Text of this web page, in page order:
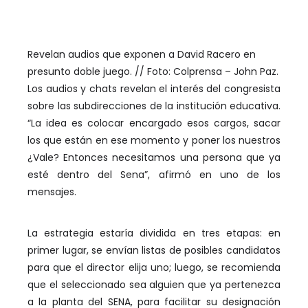
Revelan audios que exponen a David Racero en
presunto doble juego. // Foto: Colprensa – John Paz.
Los audios y chats revelan el interés del congresista
sobre las subdirecciones de la institución educativa.
“La idea es colocar encargado esos cargos, sacar
los que están en ese momento y poner los nuestros
¿Vale? Entonces necesitamos una persona que ya
esté dentro del Sena”, afirmó en uno de los
mensajes.
La estrategia estaría dividida en tres etapas: en
primer lugar, se envían listas de posibles candidatos
para que el director elija uno; luego, se recomienda
que el seleccionado sea alguien que ya pertenezca
a la planta del SENA, para facilitar su designación